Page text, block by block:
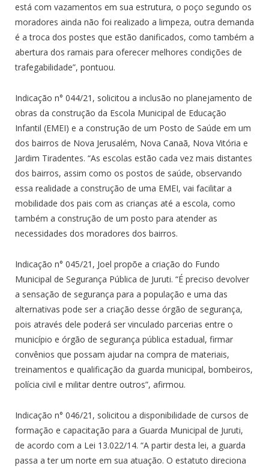
está com vazamentos em sua estrutura, o poço segundo os
moradores ainda não foi realizado a limpeza, outra demanda
é a troca dos postes que estão danificados, como também a
abertura dos ramais para oferecer melhores condições de
trafegabilidade”, pontuou.
Indicação n° 044/21, solicitou a inclusão no planejamento de
obras da construção da Escola Municipal de Educação
Infantil (EMEI) e a construção de um Posto de Saúde em um
dos bairros de Nova Jerusalém, Nova Canaã, Nova Vitória e
Jardim Tiradentes. “As escolas estão cada vez mais distantes
dos bairros, assim como os postos de saúde, observando
essa realidade a construção de uma EMEI, vai facilitar a
mobilidade dos pais com as crianças até a escola, como
também a construção de um posto para atender as
necessidades dos moradores dos bairros.
Indicação n° 045/21, Joel propõe a criação do Fundo
Municipal de Segurança Pública de Juruti. “É preciso devolver
a sensação de segurança para a população e uma das
alternativas pode ser a criação desse órgão de segurança,
pois através dele poderá ser vinculado parcerias entre o
município e órgão de segurança pública estadual, firmar
convênios que possam ajudar na compra de materiais,
treinamentos e qualificação da guarda municipal, bombeiros,
polícia civil e militar dentre outros”, afirmou.
Indicação n° 046/21, solicitou a disponibilidade de cursos de
formação e capacitação para a Guarda Municipal de Juruti,
de acordo com a Lei 13.022/14. “A partir desta lei, a guarda
passa a ter um norte em sua atuação. O estatuto direciona